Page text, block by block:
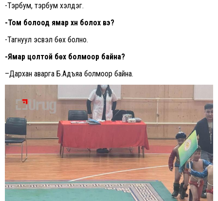
-Тэрбум, тэрбум хэлдэг.
-Том болоод ямар хүн болох вэ?
-Тагнуул эсвэл бөх болно.
-Ямар цолтой бөх болмоор байна?
–Дархан аварга Б.Адъяа болмоор байна.